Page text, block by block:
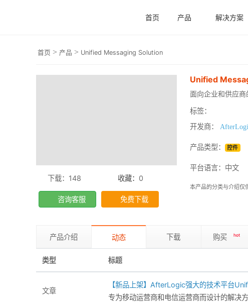
首页 产品 解决方案
首页 > 产品 > Unified Messaging Solution
下载：148 收藏： 0
咨询客服 免费下载
Unified
面向企业和供应
标签：
开发商：
产品类型： 控件
平台语言：中文
本产品的分类与介绍仅
产品介绍 动态 下载 购买 hot
类型 标题
文章
【新品上架】AfterLogic强大的技术平台
专为移动运营商和电信运营商而设计的解决